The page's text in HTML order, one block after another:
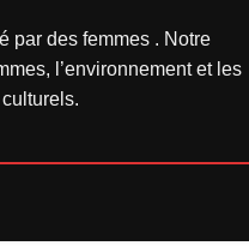
par des femmes . Notre
l’environnement et les